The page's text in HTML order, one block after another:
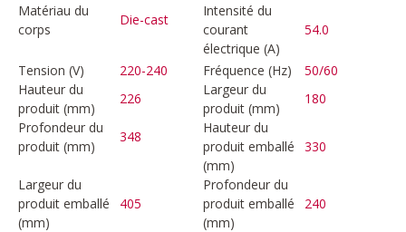
Matériau du
corps
Die-cast
Intensité du
courant
électrique (A)
54.0
Tension (V) 220-240 Fréquence (Hz)
50/60
Hauteur du
produit (mm)
226
Largeur du
produit (mm)
180
Profondeur du
produit (mm)
348
Hauteur du
produit emballé
(mm)
330
Largeur du
produit emballé
(mm)
405
Profondeur du
produit emballé
(mm)
240